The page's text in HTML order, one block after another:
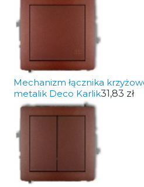
Mechanizm łącznika
metalik Deco Karlik31,83 zł